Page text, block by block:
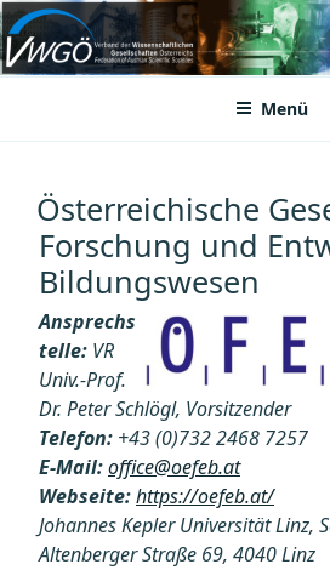
Zum
Inhalt
springenVWGÖ
Federation of Austrian Scientific
Menü
Österreichische
Forschung und
Bildungswesen
Ansprechs
telle: VR
Univ.-Prof.
Dr. Peter Schlögl, Vorsitzender
Telefon: +43 (0)732 2468 7257
E-Mail:office@oefeb.at
Webseite:https://oefeb.at/
Johannes Kepler Universität Linz,
Altenberger Straße 69, 4040 Linz